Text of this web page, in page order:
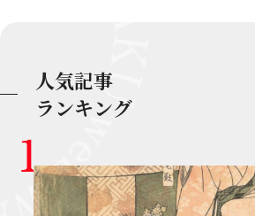
人気記事
ランキング